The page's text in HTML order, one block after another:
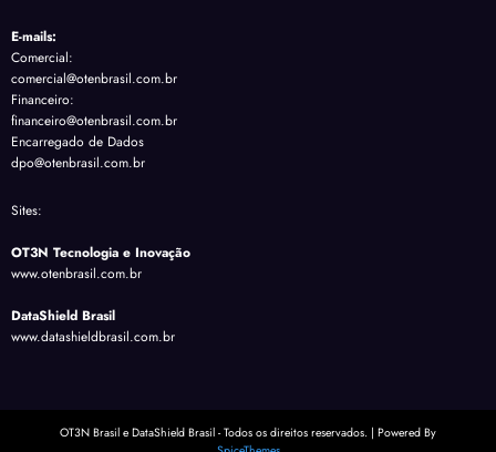
E-mails:
Comercial:
comercial@otenbrasil.com.br
Financeiro:
financeiro@otenbrasil.com.br
Encarregado de Dados
dpo@otenbrasil.com.br
Sites:
OT3N Tecnologia e Inovação
www.otenbrasil.com.br
DataShield Brasil
www.datashieldbrasil.com.br
OT3N Brasil e DataShield Brasil - Todos os direitos reservados. | Powered By